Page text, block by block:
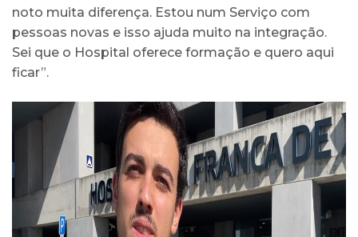
noto muita diferença. Estou num Serviço com
pessoas novas e isso ajuda muito na integração.
Sei que o Hospital oferece formação e quero aqui
ficar”.